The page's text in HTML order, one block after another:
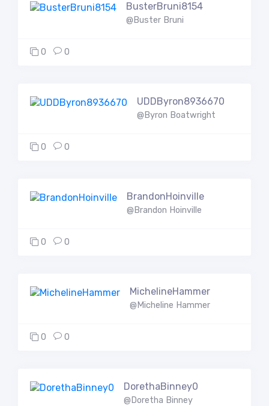
BusterBruni8154
@Buster Bruni
0 0
UDDByron8936670
@Byron Boatwright
0 0
BrandonHoinville
@Brandon Hoinville
0 0
MichelineHammer
@Micheline Hammer
0 0
DorethaBinney0
@Doretha Binney